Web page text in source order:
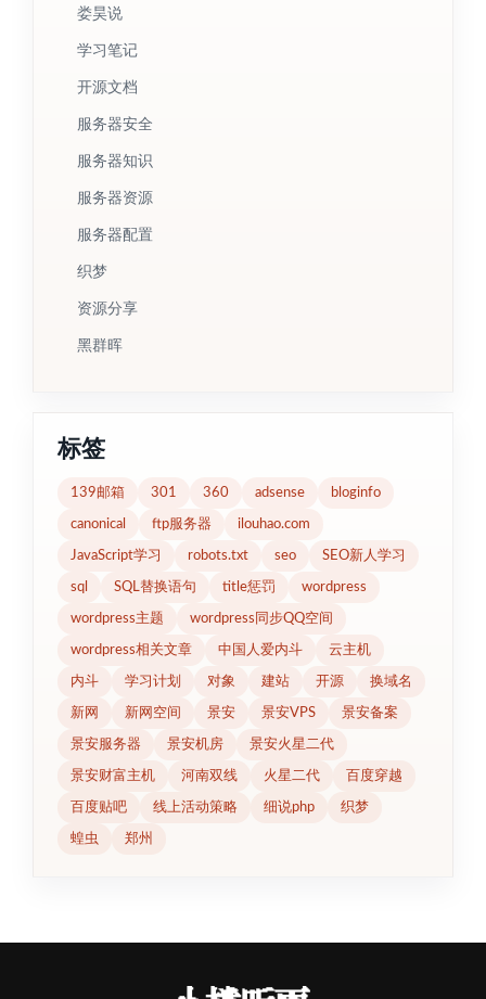
娄昊说
学习笔记
开源文档
服务器安全
服务器知识
服务器资源
服务器配置
织梦
资源分享
黑群晖
标签
139邮箱 301 360 adsense bloginfo
canonical ftp服务器 ilouhao.com
JavaScript学习 robots.txt seo SEO新人学习
sql SQL替换语句 title惩罚 wordpress
wordpress主题 wordpress同步QQ空间
wordpress相关文章 中国人爱内斗 云主机
内斗 学习计划 对象 建站 开源 换域名
新网 新网空间 景安 景安VPS 景安备案
景安服务器 景安机房 景安火星二代
景安财富主机 河南双线 火星二代 百度穿越
百度贴吧 线上活动策略 细说php 织梦
蝗虫 郑州